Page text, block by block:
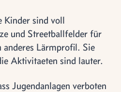
Kinder sind voll
und Streetballfelder für
anderes Lärmprofil. Sie
Aktivitaeten sind lauter.
Jugendanlagen verboten